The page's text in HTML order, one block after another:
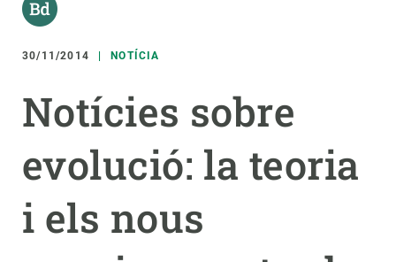
d'ariadna
30/11/2014 NOTÍCIA
Notícies sobre
evolució: la teoria
i els nous
responsive
Responsive
menu
RECERCA
CIÈNCIA EN ACCIÓ
UNEIX-TE A NOSALTRES